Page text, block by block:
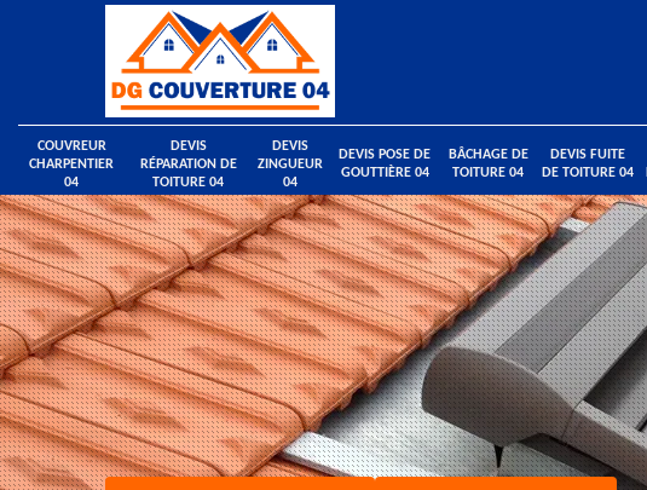
COUVREUR
CHARPENTIER
04
DEVIS
RÉPARATION DE
TOITURE 04
DEVIS
ZINGUEUR
04
DEVIS POSE DE
GOUTTIÈRE 04
BÂCHAGE DE
TOITURE 04
DEVIS FUITE
DE TOITURE 04